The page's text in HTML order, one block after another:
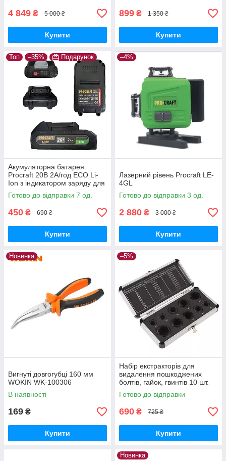
4 849 ₴ 5 000 ₴
Купити
899 ₴ 1 350 ₴
Купити
Топ –35% Подарунок
Акумуляторна батарея
Procraft 20В 2А/год ECO Li-
Ion з індикатором заряду для
інструментів лінійки
Прокрафт 20В
Готово до відправки 7 од.
450 ₴ 690 ₴
Купити
–4%
Лазерний рівень Procraft LE-
4GL
Готово до відправки 3 од.
2 880 ₴ 3 000 ₴
Купити
Новинка
Вигнуті довгогубці 160 мм
WOKIN WK-100306
В наявності
169 ₴
Купити
–5%
Набір екстракторів для
видалення пошкоджених
болтів, гайок, гвинтів 10 шт.
Готово до відправки
690 ₴ 725 ₴
Купити
Новинка